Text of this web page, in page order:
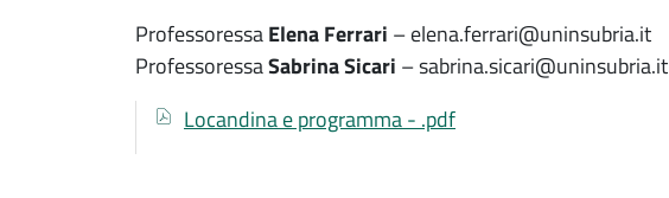
ProfessoressaElena Ferrari –elena.ferrari@uninsubria.it
ProfessoressaSabrina Sicari –sabrina.sicari@uninsubria.it
Documenti
Documento
Locandina e programma - .pdf